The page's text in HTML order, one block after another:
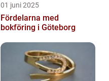
01 juni 2025
Fördelarna med
bokföring i Göteborg